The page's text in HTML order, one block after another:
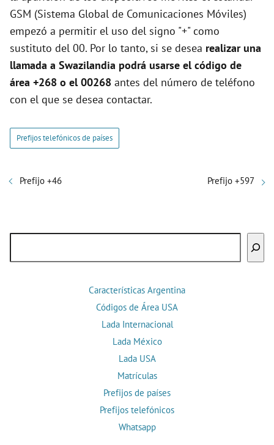
GSM (Sistema Global de Comunicaciones Móviles)
empezó a permitir el uso del signo "+" como
sustituto del 00. Por lo tanto, si se desea realizar una
llamada a Swazilandia podrá usarse el código de
área +268 o el 00268 antes del número de teléfono
con el que se desea contactar.
Prefijos telefónicos de países
Prefijo +46 Prefijo +597
Características Argentina
Códigos de Área USA
Lada Internacional
Lada México
Lada USA
Matrículas
Prefijos de países
Prefijos telefónicos
Whatsapp